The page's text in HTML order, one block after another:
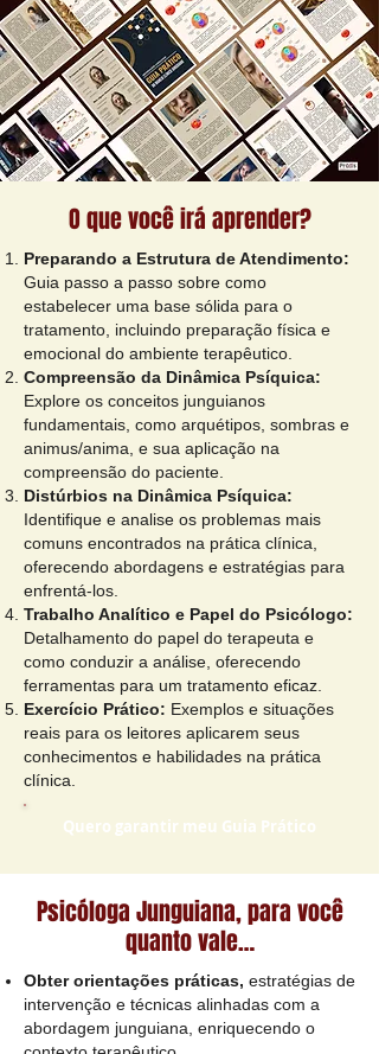
O que você irá aprender?
Preparando a Estrutura de Atendimento:
Guia passo a passo sobre como
estabelecer uma base sólida para o
tratamento, incluindo preparação física e
emocional do ambiente terapêutico.
Compreensão da Dinâmica Psíquica:
Explore os conceitos junguianos
fundamentais, como arquétipos, sombras e
animus/anima, e sua aplicação na
compreensão do paciente.
Distúrbios na Dinâmica Psíquica:
Identifique e analise os problemas mais
comuns encontrados na prática clínica,
oferecendo abordagens e estratégias para
enfrentá-los.
Trabalho Analítico e Papel do Psicólogo:
Detalhamento do papel do terapeuta e
como conduzir a análise, oferecendo
ferramentas para um tratamento eficaz.
Exercício Prático: Exemplos e situações
reais para os leitores aplicarem seus
conhecimentos e habilidades na prática
clínica.
Quero garantir meu Guia Prático
Psicóloga Junguiana, para você
quanto vale…
Obter orientações práticas, estratégias de
intervenção e técnicas alinhadas com a
abordagem junguiana, enriquecendo o